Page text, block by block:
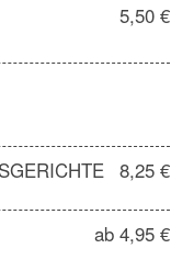
5,50 €
8,25 €
ab 4,95 €